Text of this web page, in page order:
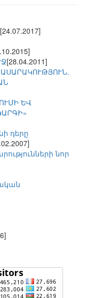
[24.07.2017]
[28.04.2011]
ԵՎ
դերը
նոր